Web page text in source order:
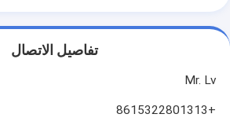
تفاصيل الاتصال
Mr. Lv
+8615322801313